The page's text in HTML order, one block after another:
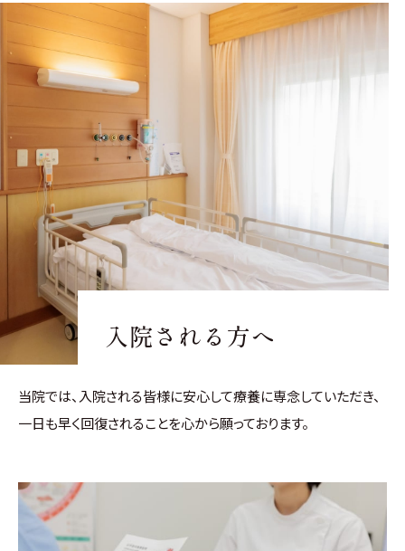
入院される方へ
当院では、入院される皆様に安心して療養に専念していただき、
一日も早く回復されることを心から願っております。